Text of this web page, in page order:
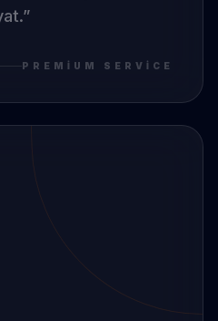
”
PREMIUM SERVICE